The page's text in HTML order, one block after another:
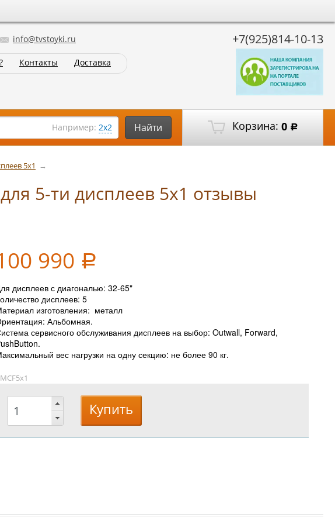
+7(925)814-10-13
info@tvstoyki.ru
Контакты Доставка
Корзина: 0 Р
Например: 2х2 Найти
5х1 →
5-ти дисплеев 5х1 отзывы
990 Р
дисплеев с диагональю: 32-65"
дисплеев: 5
изготовления: металл
Альбомная.
сервисного обслуживания дисплеев на выбор: Outwall, Forward,
вес нагрузки на одну секцию: не более 90 кг.